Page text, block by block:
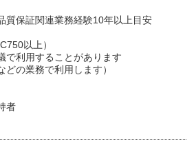
質保証関連業務経験10年以上目安
以上）
で利用することがあります
どの業務で利用します）
者